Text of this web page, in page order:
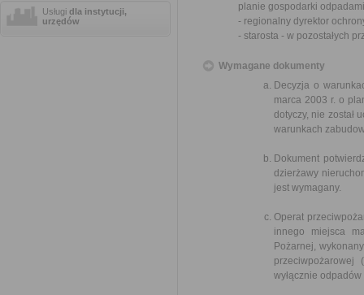
Usługi dla instytucji,
urzędów
planie gospodarki
- regionalny dyrektor
- starosta - w pozostałych
Wymagane dokumenty
Decyzja o
marca 2003 r. o
dotyczy, nie został
warunkach
Dokument
dzierżawy
jest wymagany.
Operat
innego miejsca
Pożarnej,
wyłącznie